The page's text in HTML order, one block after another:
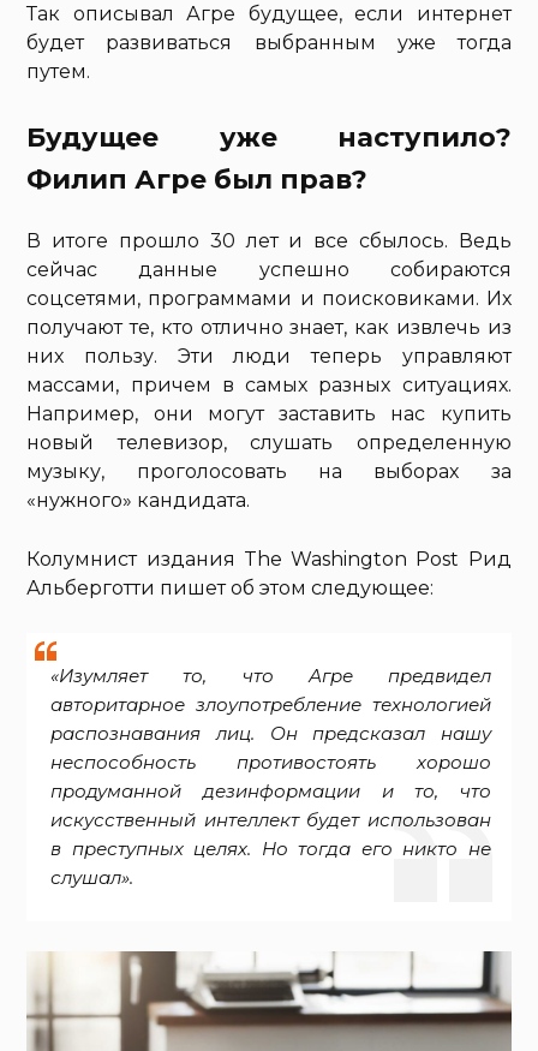
Так описывал Агре будущее, если интернет
будет развиваться выбранным уже тогда
путем.
Будущее уже наступило?
Филип Агре был прав?
В итоге прошло 30 лет и все сбылось. Ведь
сейчас данные успешно собираются
соцсетями, программами и поисковиками. Их
получают те, кто отлично знает, как извлечь из
них пользу. Эти люди теперь управляют
массами, причем в самых разных ситуациях.
Например, они могут заставить нас купить
новый телевизор, слушать определенную
музыку, проголосовать на выборах за
«нужного» кандидата.
Колумнист издания The Washington Post Рид
Альберготти пишет об этом следующее:
«Изумляет то, что Агре предвидел
авторитарное злоупотребление технологией
распознавания лиц. Он предсказал нашу
неспособность противостоять хорошо
продуманной дезинформации и то, что
искусственный интеллект будет использован
в преступных целях. Но тогда его никто не
слушал».